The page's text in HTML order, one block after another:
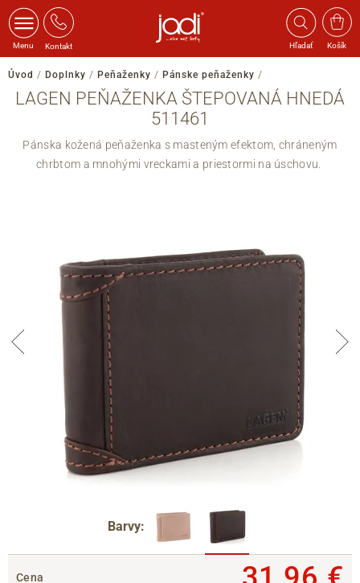
Menu Kontakt Hľadať Košík
Úvod / Doplnky / Peňaženky / Pánske peňaženky /
LAGEN PEŇAŽENKA ŠTEPOVANÁ HNEDÁ
511461
Pánska kožená peňaženka s masteným efektom, chráneným
chrbtom a mnohými vreckami a priestormi na úschovu.
Barvy:
Cena